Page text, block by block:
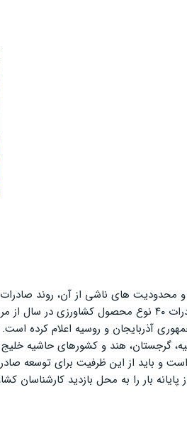
با وجود شیوع کرونا و محدودیت های ناشی از
چشمگیری داشته است و باید از این ظرفیت به بهترین شکل بهره برداری شود. رئیس سازمان
جمهوری آذربایجان، روسیه، گرجستان، هند و
گمرکات فعال کشور است و باید از این ظرفیت
شهرستان، بخشی از پایانه بار را به محل